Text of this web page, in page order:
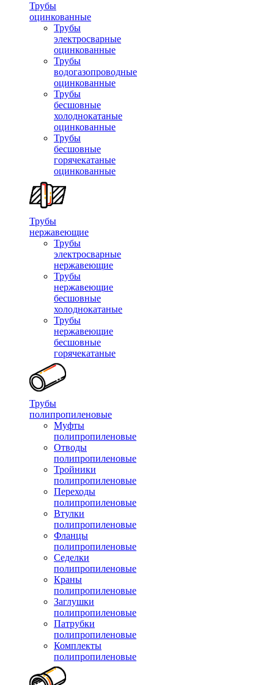
Трубы
оцинкованные
Трубы
электросварные
оцинкованные
Трубы
водогазопроводные
оцинкованные
Трубы
бесшовные
холоднокатаные
оцинкованные
Трубы
бесшовные
горячекатаные
оцинкованные
Трубы
нержавеющие
Трубы
электросварные
нержавеющие
Трубы
нержавеющие
бесшовные
холоднокатаные
Трубы
нержавеющие
бесшовные
горячекатаные
Трубы
полипропиленовые
Муфты
полипропиленовые
Отводы
полипропиленовые
Тройники
полипропиленовые
Переходы
полипропиленовые
Втулки
полипропиленовые
Фланцы
полипропиленовые
Седелки
полипропиленовые
Краны
полипропиленовые
Заглушки
полипропиленовые
Патрубки
полипропиленовые
Комплекты
полипропиленовые